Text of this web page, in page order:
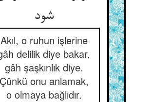
شود
Akıl, o ruhun işlerine
delilik diye bakar,
gâh şaşkınlık diye.
Çünkü onu anlamak,
o olmaya bağlıdır.